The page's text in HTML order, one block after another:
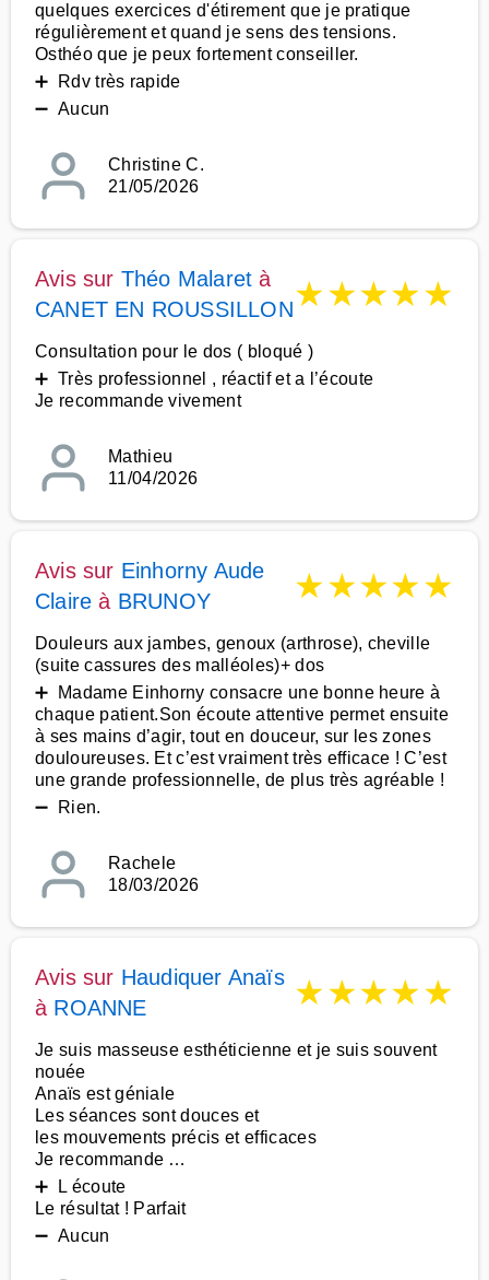
quelques exercices d'étirement que je pratique
régulièrement et quand je sens des tensions.
Osthéo que je peux fortement conseiller.
➕ Rdv très rapide
➖ Aucun
Christine C.
21/05/2026
Avis sur Théo Malaret à
CANET EN ROUSSILLON★★★★★
Consultation pour le dos ( bloqué )
➕ Très professionnel , réactif et a l’écoute
Je recommande vivement
Mathieu
11/04/2026
Avis sur Einhorny Aude
Claire à BRUNOY ★★★★★
Douleurs aux jambes, genoux (arthrose), cheville
(suite cassures des malléoles)+ dos
➕ Madame Einhorny consacre une bonne heure à
chaque patient.Son écoute attentive permet ensuite
à ses mains d’agir, tout en douceur, sur les zones
douloureuses. Et c’est vraiment très efficace ! C’est
une grande professionnelle, de plus très agréable !
➖ Rien.
Rachele
18/03/2026
Avis sur Haudiquer Anaïs
à ROANNE ★★★★★
Je suis masseuse esthéticienne et je suis souvent
nouée
Anaïs est géniale
Les séances sont douces et
les mouvements précis et efficaces
Je recommande …
➕ L écoute
Le résultat ! Parfait
➖ Aucun